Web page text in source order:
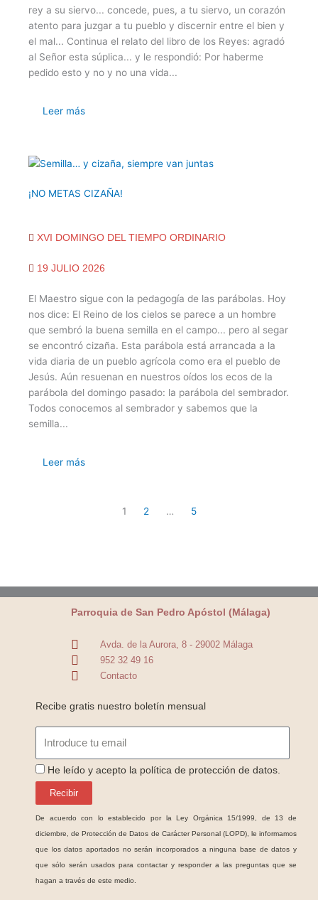
rey a su siervo... concede, pues, a tu siervo, un corazón
atento para juzgar a tu pueblo y discernir entre el bien y
el mal... Continua el relato del libro de los Reyes: agradó
al Señor esta súplica... y le respondió: Por haberme
pedido esto y no y no una vida...
Leer más
¡NO METAS CIZAÑA!
XVI DOMINGO DEL TIEMPO ORDINARIO
19 JULIO 2026
El Maestro sigue con la pedagogía de las parábolas. Hoy
nos dice: El Reino de los cielos se parece a un hombre
que sembró la buena semilla en el campo... pero al segar
se encontró cizaña. Esta parábola está arrancada a la
vida diaria de un pueblo agrícola como era el pueblo de
Jesús. Aún resuenan en nuestros oídos los ecos de la
parábola del domingo pasado: la parábola del sembrador.
Todos conocemos al sembrador y sabemos que la
semilla...
Leer más
1 2 … 5
Parroquia de San Pedro Apóstol (Málaga)
Avda. de la Aurora, 8 - 29002 Málaga
952 32 49 16
Contacto
Recibe gratis nuestro boletín mensual
ProteccionDatos
He leído y acepto la política de protección de datos.
Recibir
De acuerdo con lo establecido por la Ley Orgánica 15/1999, de 13 de
diciembre, de Protección de Datos de Carácter Personal (LOPD), le informamos
que los datos aportados no serán incorporados a ninguna base de datos y
que sólo serán usados para contactar y responder a las preguntas que se
hagan a través de este medio.